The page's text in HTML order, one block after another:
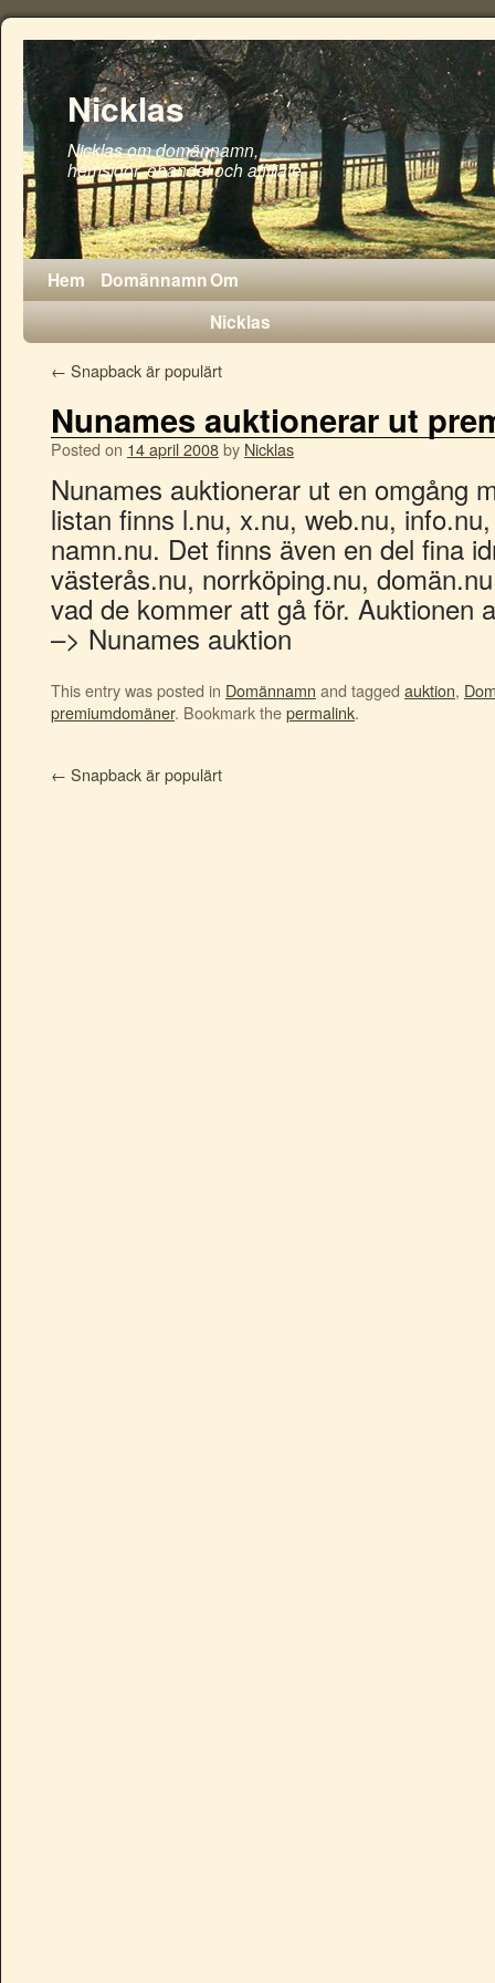
Nicklas
Nicklas om domännamn,
hemsidor, ehandel och affiliate
Hem DomännamnOm
Nicklas
← Snapback är populärt
Nunames auktionerar ut
Posted on 14 april 2008by Nicklas
Nunames auktionerar ut en omgång
listan finns l.nu, x.nu, web.nu,
namn.nu. Det finns även en del fina
västerås.nu, norrköping.nu,
vad de kommer att gå för. Auktionen
–> Nunames auktion
This entry was posted in Domännamn and tagged auktion,
premiumdomäner. Bookmark thepermalink.
← Snapback är populärt